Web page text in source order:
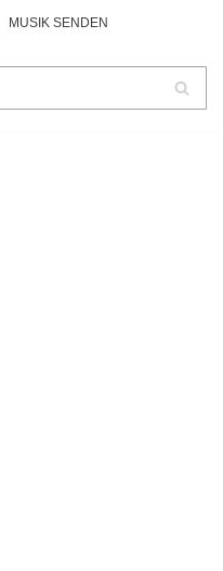
MUSIK SENDEN